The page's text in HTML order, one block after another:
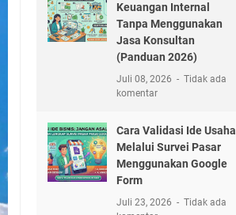
Keuangan Internal
Tanpa Menggunakan
Jasa Konsultan
(Panduan 2026)
Juli 08, 2026
Tidak ada
komentar
Cara Validasi Ide Usaha
Melalui Survei Pasar
Menggunakan Google
Form
Juli 23, 2026
Tidak ada